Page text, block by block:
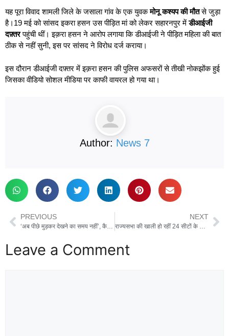
यह पूरा विवाद शामली जिले के जसाला गांव के एक युवकमोनू कश्यप की मौतसे जुड़ा
है।19 मई को सांसद इकरा हसन उस पीड़ित मां को लेकर सहारनपुर मेंडीआईजी
दफ़्तरपहुंची थीं। इक़रा हसन ने आरोप लगाया कि डीआईजी ने पीड़ित महिला की बात
ठीक से नहीं सुनी, इस पर सांसद ने विरोध दर्ज कराया।
इस दौरान डीआईजी दफ़्तर में इक़रा हसन की पुलिस अफसरों से तीखी नोकझोंक हुई
जिसका वीडियो सोशल मीडिया पर काफी वायरल हो गया था।
Author: News 7
PREVIOUS
‘अब पीछे मुड़कर देखने का समय नहीं’, कैबिनेट की बैठक में पीएम मोदी की नसीहत , कई अहम मुद्दों पर हुआ मंथन
NEXT
राज्यसभा की खाली हो रहीं 24 सीटों के लिए 18 जून को होंगे चुनाव, चुनाव आयोग ने किया ऐलान
Leave a Comment